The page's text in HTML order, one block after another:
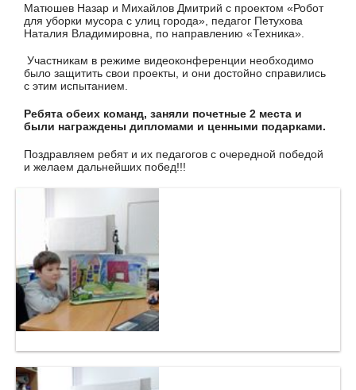
Матюшев Назар и Михайлов Дмитрий с проектом «Робот
для уборки мусора с улиц города», педагог Петухова
Наталия Владимировна, по направлению «Техника».
Участникам в режиме видеоконференции необходимо
было защитить свои проекты, и они достойно справились
с этим испытанием.
Ребята обеих команд, заняли почетные 2 места и
были награждены дипломами и ценными подарками.
Поздравляем ребят и их педагогов с очередной победой
и желаем дальнейших побед!!!